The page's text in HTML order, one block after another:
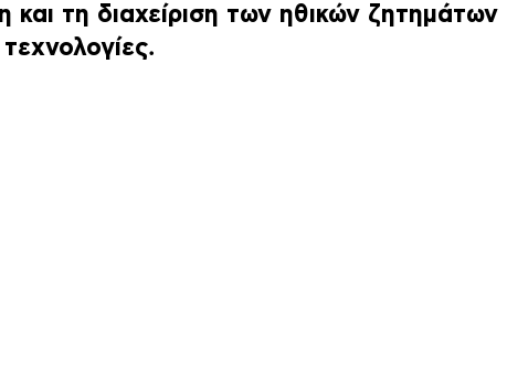
τη διαχείριση των ηθικών ζητημάτων
.